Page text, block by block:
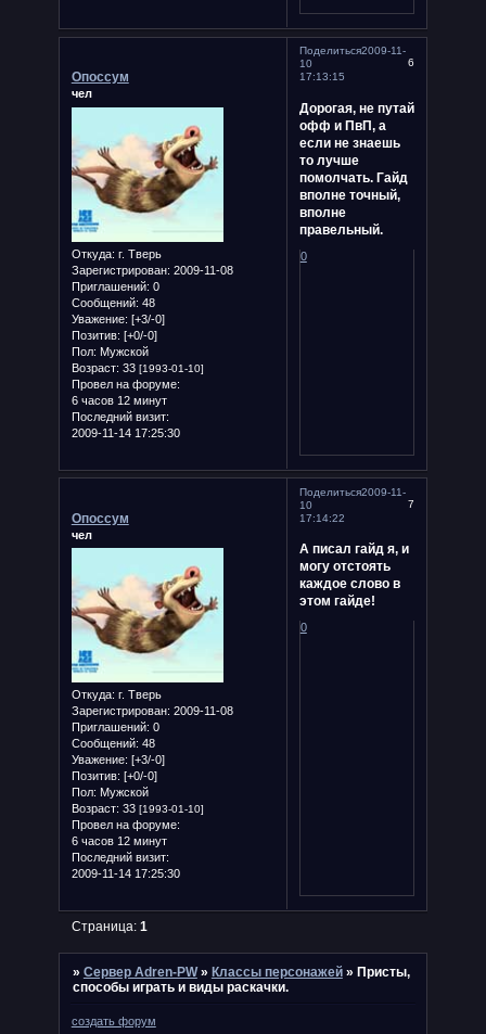
Поделиться
6
2009-11-
10
17:13:15
Опоссум
чел
Откуда: г. Тверь
Зарегистрирован: 2009-11-08
Приглашений: 0
Сообщений: 48
Уважение: [+3/-0]
Позитив: [+0/-0]
Пол: Мужской
Возраст: 33 [1993-01-10]
Провел на форуме:
6 часов 12 минут
Последний визит:
2009-11-14 17:25:30
Дорогая, не путай
офф и ПвП, а
если не знаешь
то лучше
помолчать. Гайд
вполне точный,
вполне
правельный.
0
Поделиться
7
2009-11-
10
17:14:22
Опоссум
чел
Откуда: г. Тверь
Зарегистрирован: 2009-11-08
Приглашений: 0
Сообщений: 48
Уважение: [+3/-0]
Позитив: [+0/-0]
Пол: Мужской
Возраст: 33 [1993-01-10]
Провел на форуме:
6 часов 12 минут
Последний визит:
2009-11-14 17:25:30
А писал гайд я, и
могу отстоять
каждое слово в
этом гайде!
0
Страница: 1
» Сервер Adren-PW » Классы персонажей » Присты,
способы играть и виды раскачки.
создать форум